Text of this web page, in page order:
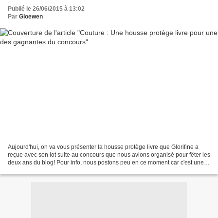
Publié le 26/06/2015 à 13:02
Par Gloewen
Aujourd'hui, on va vous présenter la housse protège livre que Glorifine a
reçue avec son lot suite au concours que nous avions organisé pour fêter les
deux ans du blog! Pour info, nous postons peu en ce moment car c'est une